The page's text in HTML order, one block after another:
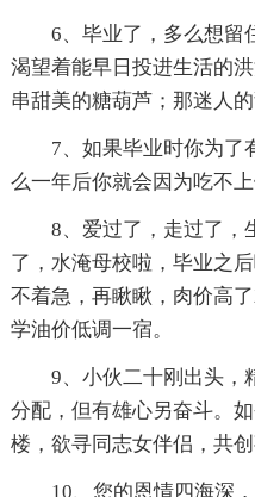
6、毕业了，多么想留
渴望着能早日投进生活的
串甜美的糖葫芦；那迷人
7、如果毕业时你为了
么一年后你就会因为吃不
8、爱过了，走过了，
了，水淹母校啦，毕业之
不着急，再瞅瞅，肉价高
学油价低调一宿。
9、小伙二十刚出头，
分配，但有雄心另奋斗。
楼，欲寻同志女伴侣，共创
10、您的恩情四海深